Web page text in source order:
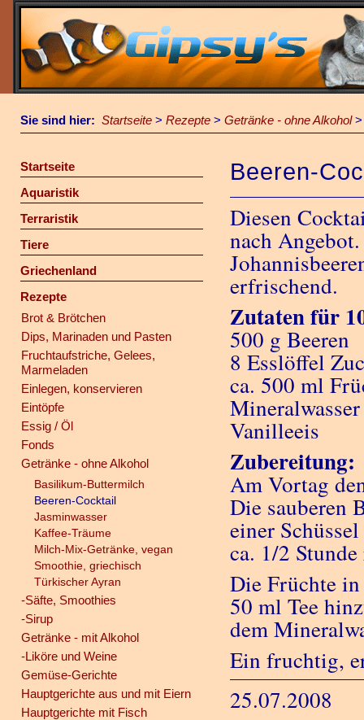
Sie sind hier: Startseite > Rezepte > Getränke - ohne Alkohol
Startseite
Aquaristik
Terraristik
Tiere
Griechenland
Rezepte
Brot & Brötchen
Dips, Marinaden und Pasten
Fruchtaufstriche, Gelees,
Marmeladen
Einlegen, konservieren
Eintöpfe
Essig / Öl
Fonds
Getränke - ohne Alkohol
Basilikum-Buttermilch
Beeren-Cocktail
Jasminwasser
Kaffee-Träume
Milch-Mix-Getränke, vegan
Smoothie, griechisch
Türkischer Ayran
-Säfte, Smoothies
-Sirup
Getränke - mit Alkohol
-Liköre und Weine
Gemüse-Gerichte
Hauptgerichte aus und mit Eiern
Hauptgerichte mit Fisch
Beeren-
Diesen
nach
erfrischend.
Zutaten für
500 g Beeren
8 Esslöffel
ca. 500 ml
Vanilleeis
Zubereitung:
Am Vortag
Die sauberen
einer
ca. 1/2
Die Früchte
50 ml Tee
dem
Ein fruchtig,
25.07.2008